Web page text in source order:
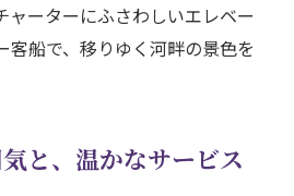
ャーターにふさわしいエレベー
客船で、移りゆく河畔の景色を
と、温かなサービス